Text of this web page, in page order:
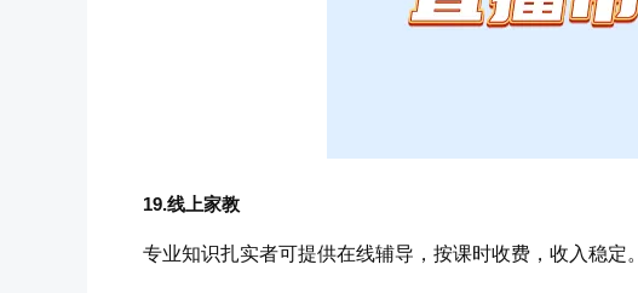
19.线上家教
专业知识扎实者可提供在线辅导，按课时收费，收入稳定。